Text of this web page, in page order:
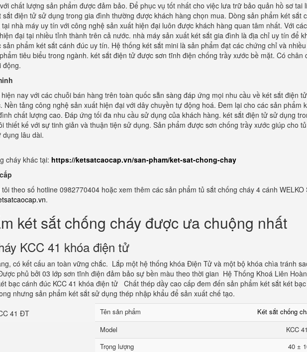
chất lượng sản phẩm được đảm bảo. Để phục vụ tốt nhất cho việc lưa trữ bảo quản hồ sơ tai
sắt điện tử sử dụng trong gia đình thường được khách hàng chọn mua. Dòng sản phẩm két sắt
nhà máy uy tín với công nghệ sản xuất hiện đại luôn được khách hàng quan tâm nhất. Với
đại tại nhiều tỉnh thành trên cả nước. nhà máy sản xuất két sắt gia đình là địa chỉ uy tín để
phẩm két sắt cánh đúc uy tín. Hệ thống két sắt mini là sản phẩm đạt các chứng chỉ và
tiêu biểu trong ngành. két sắt điện tử được sơn tĩnh điện chống trầy xước bề mặt. Có chân
động.
nay với các chuỗi bán hàng trên toàn quốc sẵn sàng đáp ứng mọi nhu cầu về két sắt điện tử
Nền tảng công nghệ sản xuất hiện đại với dây chuyền tự động hoá. Đem lại cho các sản phẩm
chất lượng cao. Đáp ứng tối đa nhu cầu sử dụng của khách hàng. két sắt điện tử sử dụng
thiết kế với sự tinh giản và thuận tiện sử dụng. Sản phẩm được sơn chống trầy xước giúp cho
lâu dài.
cháy khác tại: https://ketsatcaocap.vn/san-pham/ket-sat-chong-chay
theo số hotline 0982770404 hoặc xem thêm các sản phẩm tủ sắt chống cháy 4 cánh WELKO
.
két sắt chống cháy được ưa chuộng nhất
KCC 41 khóa điện tử
có kết cấu an toàn vững chắc. Lắp một hệ thống khóa Điện Tử và một bộ khóa chìa tránh
phủ bởi 03 lớp sơn tĩnh điện đảm bảo sự bền màu theo thời gian Hệ Thống Khoá Liên
bạc cánh đúc KCC 41 khóa điện tử Chất thép dầy cao cấp đem đến sản phẩm két sắt két
nhưng sản phẩm két sắt sử dụng thép nhập khẩu để sản xuất chế tạo.
Tên sản phẩm
Két sắt chống
Model
KCC
Trọng lượng
40 ±